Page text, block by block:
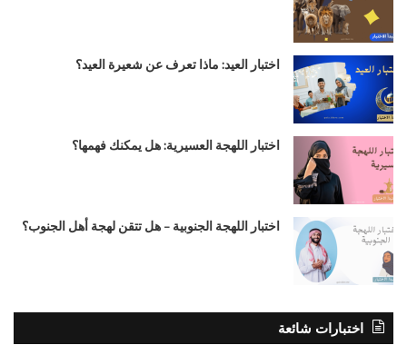
اختبار العيد: ماذا تعرف عن شعيرة العيد؟
اختبار اللهجة العسيرية: هل يمكنك فهمها؟
اختبار اللهجة الجنوبية – هل تتقن لهجة أهل الجنوب؟
اختبارات شائعة